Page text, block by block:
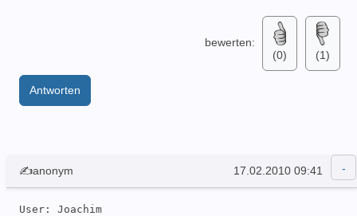
bewerten:
(0)
(1)
Antworten
✍anonym 17.02.2010 09:41
User: Joachim